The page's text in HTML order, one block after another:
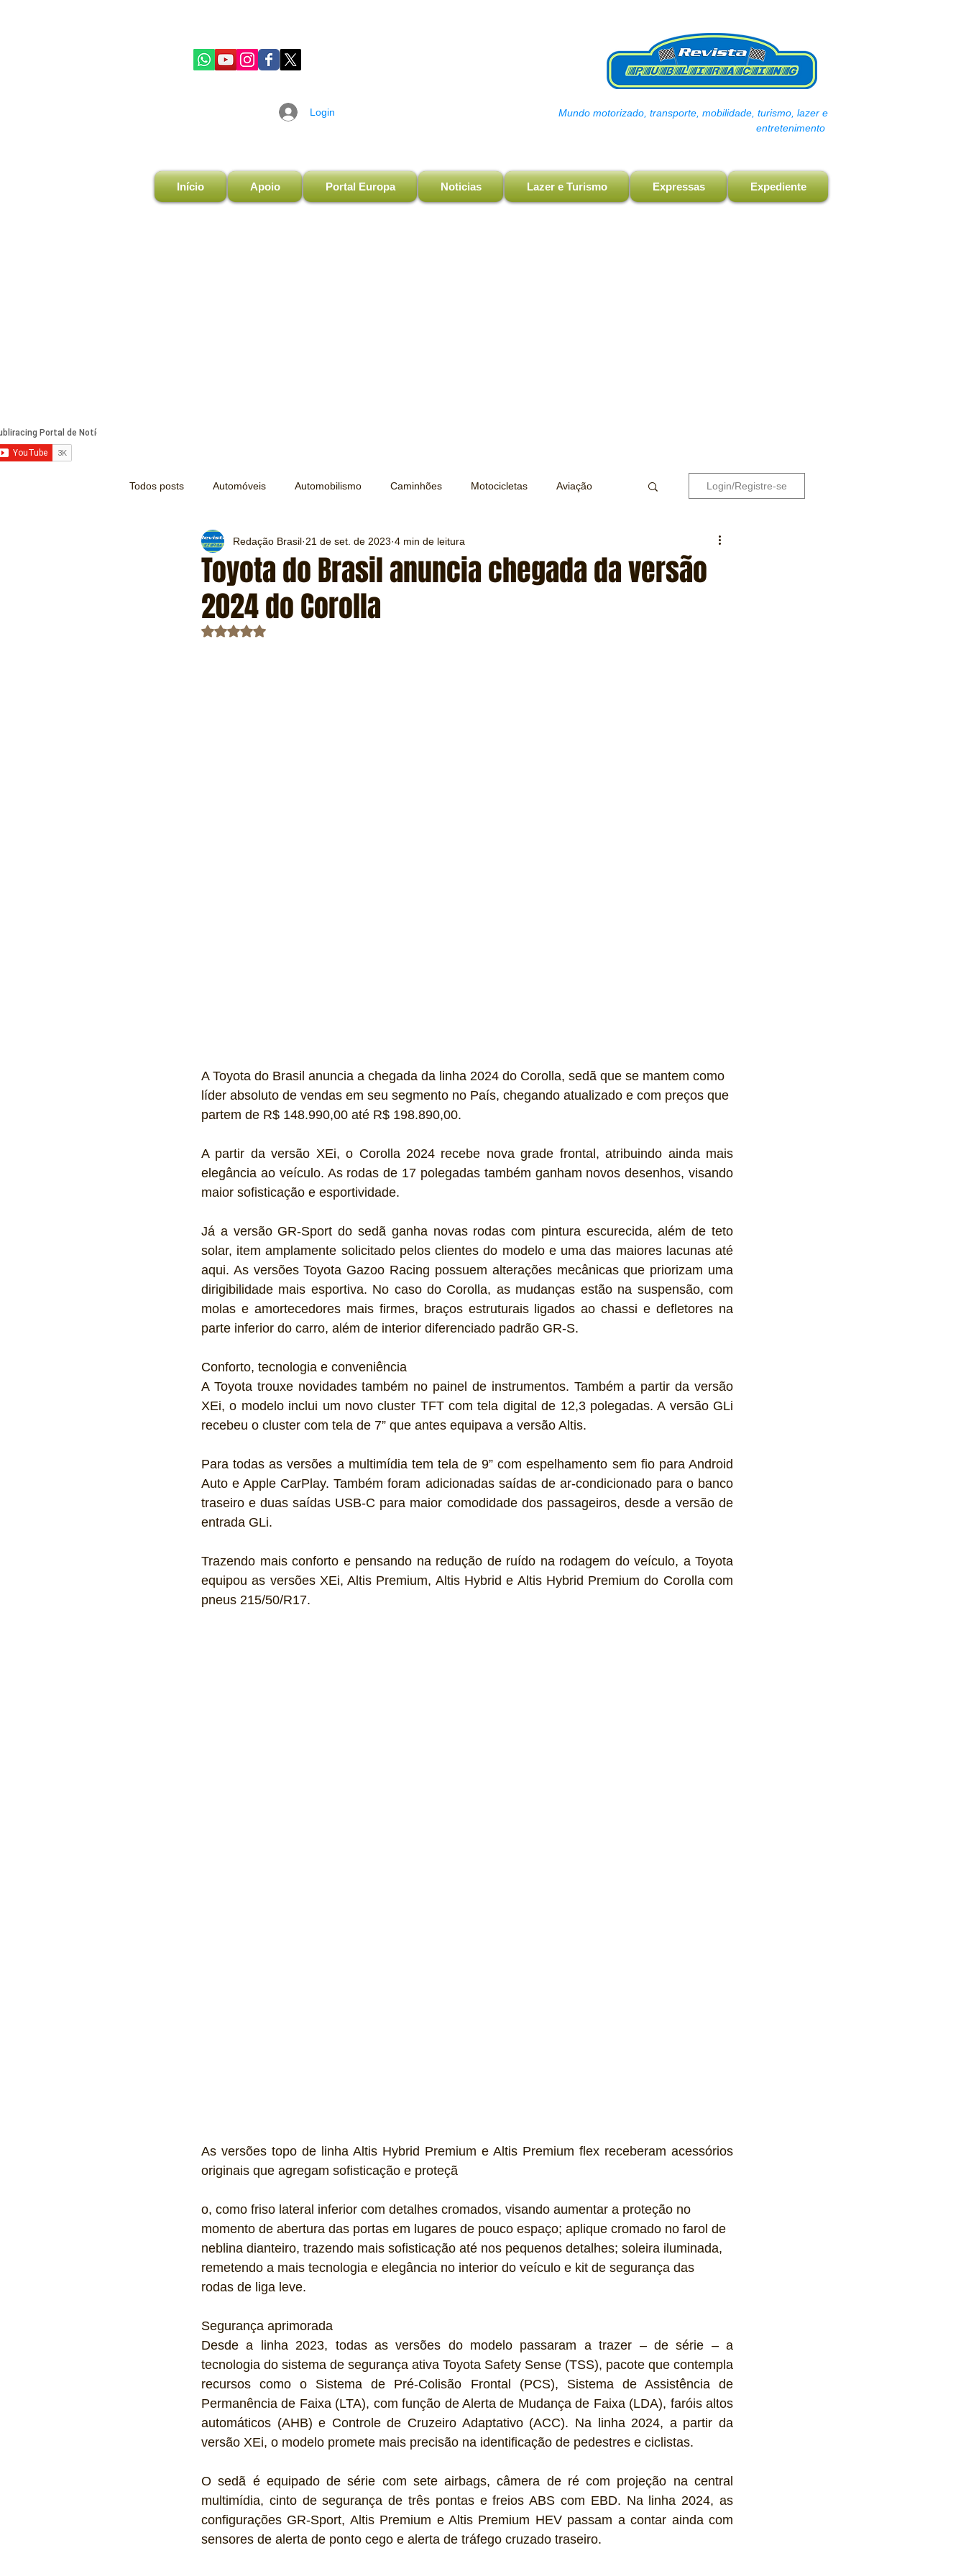
Login
Mundo motorizado, transporte, mobilidade, turismo, lazer e
entretenimento
Início Apoio Portal Europa Noticias Lazer e Turismo Expressas Expediente
Todos posts Automóveis Automobilismo Caminhões Motocicletas Aviação
Turismo Lazer Transporte Trens e Metrô
Mecânica e Peças Segurança Testes e Comparativos
Login/Registre-se
Toyota do Brasil anuncia chegada da versão
2024 do Corolla
Redação Brasil 21 de set. de 2023 4 min de leitura
Avaliado com NaN de 5 estrelas.
A Toyota do Brasil anuncia a chegada da linha 2024 do Corolla, sedã que se mantem como
líder absoluto de vendas em seu segmento no País, chegando atualizado e com preços que
partem de R$ 148.990,00 até R$ 198.890,00.
A partir da versão XEi, o Corolla 2024 recebe nova grade frontal, atribuindo ainda mais
elegância ao veículo. As rodas de 17 polegadas também ganham novos desenhos, visando
maior sofisticação e esportividade.
Já a versão GR-Sport do sedã ganha novas rodas com pintura escurecida, além de teto
solar, item amplamente solicitado pelos clientes do modelo e uma das maiores lacunas até
aqui. As versões Toyota Gazoo Racing possuem alterações mecânicas que priorizam uma
dirigibilidade mais esportiva. No caso do Corolla, as mudanças estão na suspensão, com
molas e amortecedores mais firmes, braços estruturais ligados ao chassi e defletores na
parte inferior do carro, além de interior diferenciado padrão GR-S.
Conforto, tecnologia e conveniência
A Toyota trouxe novidades também no painel de instrumentos. Também a partir da versão
XEi, o modelo inclui um novo cluster TFT com tela digital de 12,3 polegadas. A versão GLi
recebeu o cluster com tela de 7” que antes equipava a versão Altis.
Para todas as versões a multimídia tem tela de 9” com espelhamento sem fio para Android
Auto e Apple CarPlay. Também foram adicionadas saídas de ar-condicionado para o banco
traseiro e duas saídas USB-C para maior comodidade dos passageiros, desde a versão de
entrada GLi.
Trazendo mais conforto e pensando na redução de ruído na rodagem do veículo, a Toyota
equipou as versões XEi, Altis Premium, Altis Hybrid e Altis Hybrid Premium do Corolla com
pneus 215/50/R17.
As versões topo de linha Altis Hybrid Premium e Altis Premium flex receberam acessórios
originais que agregam sofisticação e proteçã
o, como friso lateral inferior com detalhes cromados, visando aumentar a proteção no
momento de abertura das portas em lugares de pouco espaço; aplique cromado no farol de
neblina dianteiro, trazendo mais sofisticação até nos pequenos detalhes; soleira iluminada,
remetendo a mais tecnologia e elegância no interior do veículo e kit de segurança das
rodas de liga leve.
Segurança aprimorada
Desde a linha 2023, todas as versões do modelo passaram a trazer – de série – a
tecnologia do sistema de segurança ativa Toyota Safety Sense (TSS), pacote que contempla
recursos como o Sistema de Pré-Colisão Frontal (PCS), Sistema de Assistência de
Permanência de Faixa (LTA), com função de Alerta de Mudança de Faixa (LDA), faróis altos
automáticos (AHB) e Controle de Cruzeiro Adaptativo (ACC). Na linha 2024, a partir da
versão XEi, o modelo promete mais precisão na identificação de pedestres e ciclistas.
O sedã é equipado de série com sete airbags, câmera de ré com projeção na central
multimídia, cinto de segurança de três pontas e freios ABS com EBD. Na linha 2024, as
configurações GR-Sport, Altis Premium e Altis Premium HEV passam a contar ainda com
sensores de alerta de ponto cego e alerta de tráfego cruzado traseiro.